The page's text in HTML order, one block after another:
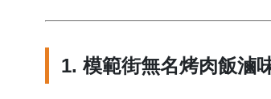
1. 模範街無名烤肉飯滷